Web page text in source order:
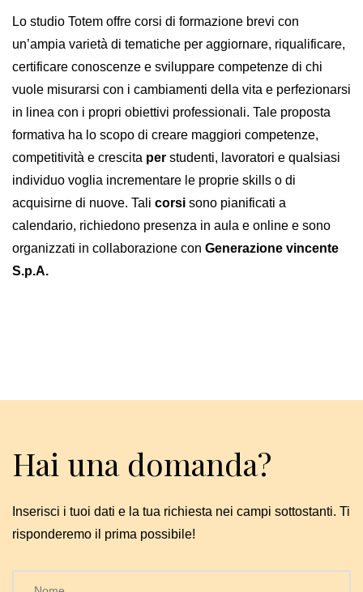
Lo studio Totem offre corsi di formazione brevi con
un’ampia varietà di tematiche per aggiornare, riqualificare,
certificare conoscenze e sviluppare competenze di chi
vuole misurarsi con i cambiamenti della vita e perfezionarsi
in linea con i propri obiettivi professionali. Tale proposta
formativa ha lo scopo di creare maggiori competenze,
competitività e crescita per studenti, lavoratori e qualsiasi
individuo voglia incrementare le proprie skills o di
acquisirne di nuove. Tali corsi sono pianificati a
calendario, richiedono presenza in aula e online e sono
organizzati in collaborazione con Generazione vincente
S.p.A.
Hai una domanda?
Inserisci i tuoi dati e la tua richiesta nei campi sottostanti. Ti
risponderemo il prima possibile!